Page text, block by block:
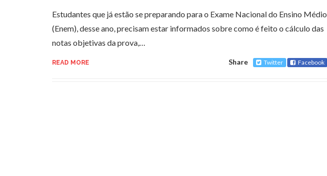
Estudantes que já estão se preparando para o Exame Nacional do Ensino Médio
(Enem), desse ano, precisam estar informados sobre como é feito o cálculo das
notas objetivas da prova,…
READ MORE Share Twitter Facebook